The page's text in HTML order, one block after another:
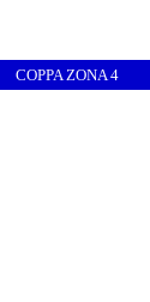
COPPA ZONA 4